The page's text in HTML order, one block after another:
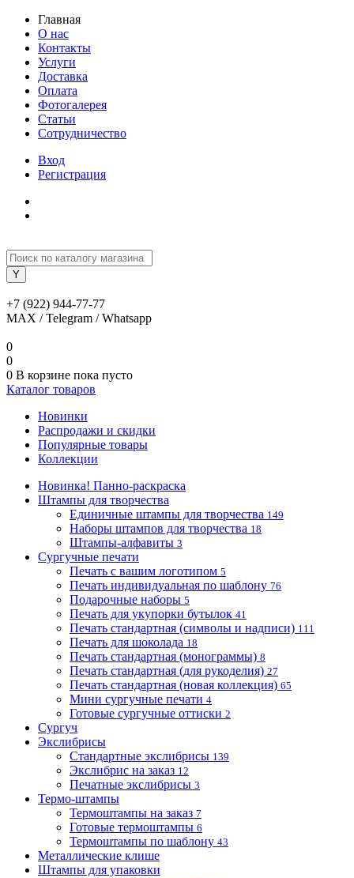
Главная
О нас
Контакты
Услуги
Доставка
Оплата
Фотогалерея
Статьи
Сотрудничество
Вход
Регистрация
+7 (922) 944-77-77
MAX / Telegram / Whatsapp
0
0
0 В корзине пока пусто
Каталог товаров
Новинки
Распродажи и скидки
Популярные товары
Коллекции
Новинка! Панно-раскраска
Штампы для творчества
Единичные штампы для творчества 149
Наборы штампов для творчества 18
Штампы-алфавиты 3
Сургучные печати
Печать с вашим логотипом 5
Печать индивидуальная по шаблону 76
Подарочные наборы 5
Печать для укупорки бутылок 41
Печать стандартная (символы и надписи) 111
Печать для шоколада 18
Печать стандартная (монограммы) 8
Печать стандартная (для рукоделия) 27
Печать стандартная (новая коллекция) 65
Мини сургучные печати 4
Готовые сургучные оттиски 2
Сургуч
Экслибрисы
Стандартные экслибрисы 139
Экслибрис на заказ 12
Печатные экслибрисы 3
Термо-штампы
Термоштампы на заказ 7
Готовые термоштампы 6
Термоштампы по шаблону 43
Металлические клише
Штампы для упаковки